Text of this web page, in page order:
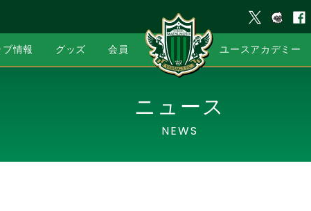
ブ情報 グッズ 会員 ユースアカデミー
ニュース
NEWS